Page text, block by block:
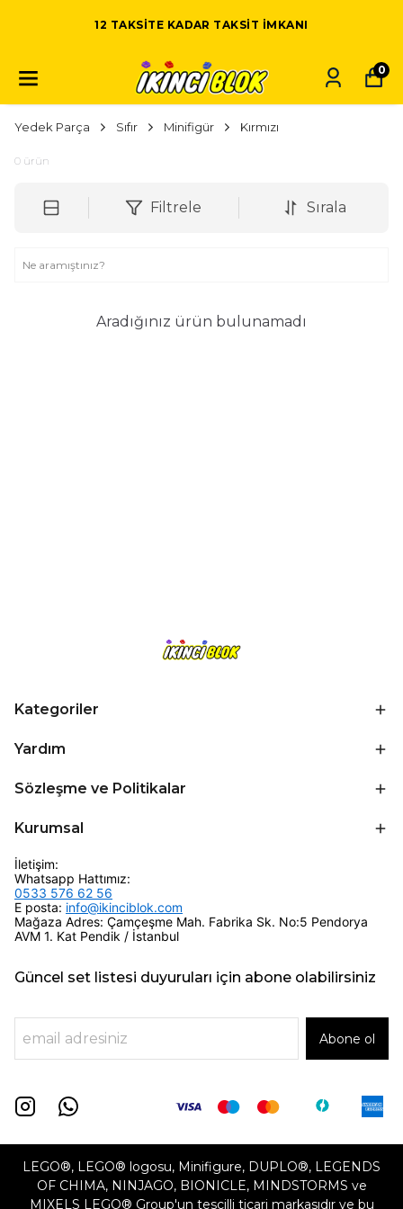
12 TAKSITE KADAR TAKSIT IMKANI
0
Yedek Parça Sıfır Minifigür Kırmızı
0 ürün
Filtrele Sırala
Aradığınız ürün bulunamadı
Kategoriler
Yardım
Sözleşme ve Politikalar
Kurumsal
İletişim:
Whatsapp Hattımız:
0533 576 62 56
E posta: info@ikinciblok.com
Mağaza Adres: Çamçeşme Mah. Fabrika Sk. No:5 Pendorya
AVM 1. Kat Pendik / İstanbul
Güncel set listesi duyuruları için abone olabilirsiniz
Abone ol
LEGO®, LEGO® logosu, Minifigure, DUPLO®, LEGENDS
OF CHIMA, NINJAGO, BIONICLE, MINDSTORMS ve
MIXELS LEGO® Group'un tescilli ticari markasıdır ve bu